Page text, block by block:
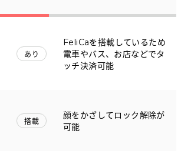
あり
FeliCaを搭載しているため
電車やバス、お店などでタ
ッチ決済可能
搭載
顔をかざしてロック解除が
可能